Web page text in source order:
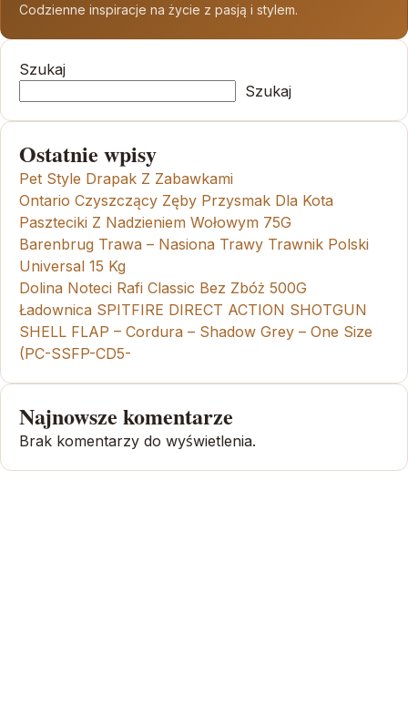
Codzienne inspiracje na życie z pasją i stylem.
Szukaj
Szukaj
Ostatnie wpisy
Pet Style Drapak Z Zabawkami
Ontario Czyszczący Zęby Przysmak Dla Kota
Paszteciki Z Nadzieniem Wołowym 75G
Barenbrug Trawa – Nasiona Trawy Trawnik Polski
Universal 15 Kg
Dolina Noteci Rafi Classic Bez Zbóż 500G
Ładownica SPITFIRE DIRECT ACTION SHOTGUN
SHELL FLAP – Cordura – Shadow Grey – One Size
(PC-SSFP-CD5-
Najnowsze komentarze
Brak komentarzy do wyświetlenia.